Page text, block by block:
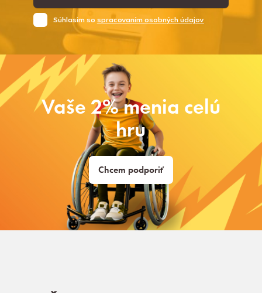
Súhlasim so spracovaním osobných údajov
Vaše 2% menia celú
hru
Chcem podporiť